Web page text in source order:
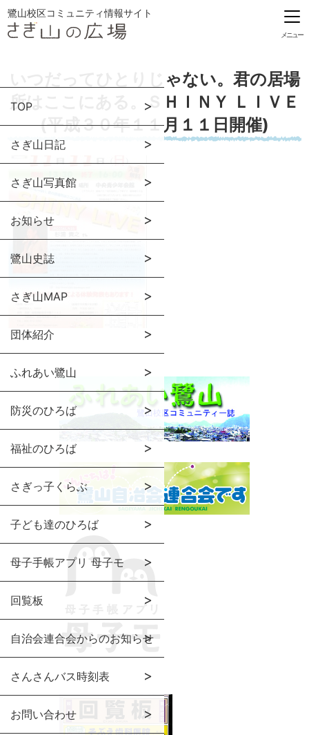
鷺山校区コミュニティ情報サイト
メニュー
TOP
さぎ山日記
さぎ山写真館
お知らせ
鷺山史誌
さぎ山MAP
団体紹介
ふれあい鷺山
防災のひろば
福祉のひろば
さぎっ子くらぶ
子ども達のひろば
母子手帳アプリ 母子モ
回覧板
自治会連合会からのお知らせ
さんさんバス時刻表
お問い合わせ
いつだってひとりじゃない。君の居場
所はここにある。ＳＨＩＮＹ ＬＩＶＥ
(平成３０年１１月１１日開催)